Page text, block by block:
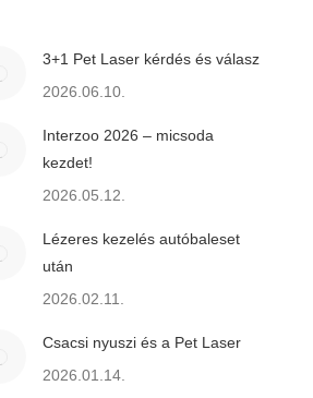
3+1 Pet Laser kérdés és válasz
2026.06.10.
Interzoo 2026 – micsoda
kezdet!
2026.05.12.
Lézeres kezelés autóbaleset
után
2026.02.11.
Csacsi nyuszi és a Pet Laser
2026.01.14.